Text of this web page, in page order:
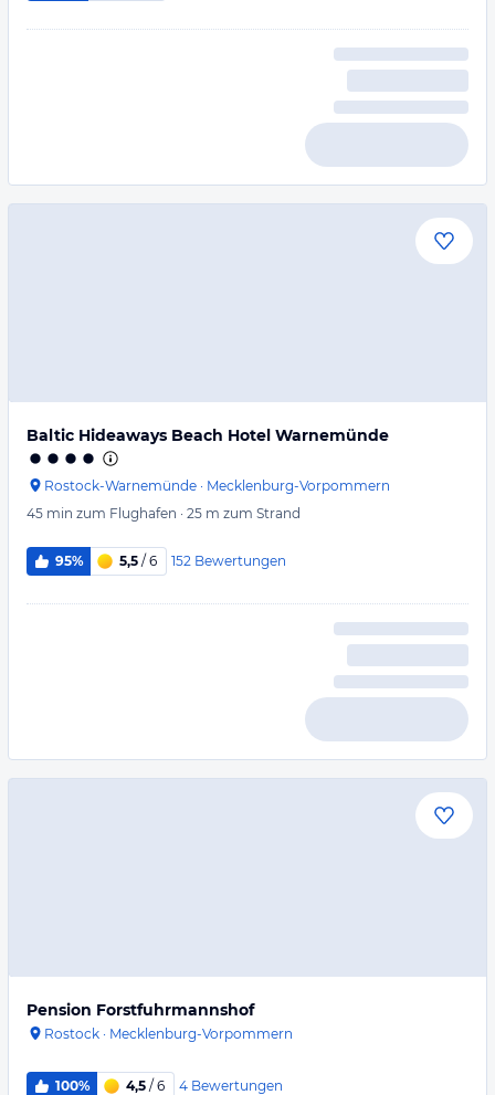
Baltic Hideaways Beach Hotel Warnemünde
Rostock-Warnemünde · Mecklenburg-Vorpommern
45 min zum Flughafen · 25 m zum Strand
95% 5,5 / 6 152 Bewertungen
Pension Forstfuhrmannshof
Rostock · Mecklenburg-Vorpommern
100% 4,5 / 6 4 Bewertungen